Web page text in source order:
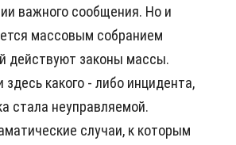
важного сообщения. Но и
массовым собранием
действуют законы массы.
здесь какого - либо инцидента,
стала неуправляемой.
случаи, к которым